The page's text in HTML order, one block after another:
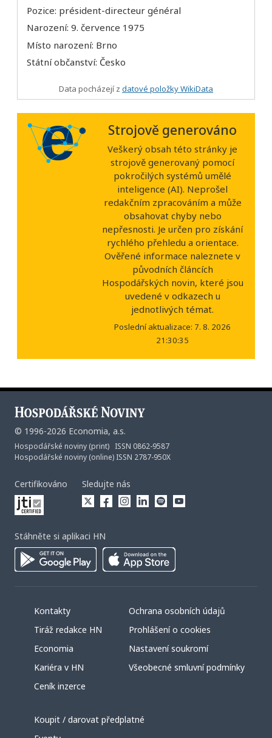
Pozice: président-directeur général
Narození: 9. července 1975
Místo narození: Brno
Státní občanství: Česko
Data pocházejí z datové položky WikiData
Strojově generováno
Veškerý obsah této stránky je
strojově generovaný pomocí
pokročilých systémů umělé
inteligence (AI). Neprošel
redakčním zpracováním a může
obsahovat chyby nebo
nepřesnosti. Je určen pro získání
rychlého přehledu a orientace.
Ověřené informace naleznete v
původních článcích
Hospodářských novin, které jsou
uvedené v odkazech u
jednotlivých témat.
Poslední aktualizace: 7. 8. 2026
21:30:35
© 1996-2026 Economia, a.s.
Hospodářské noviny (print) ISSN 0862-9587
Hospodářské noviny (online) ISSN 2787-950X
Certifikováno Sledujte nás
Stáhněte si aplikaci HN
Kontakty
Tiráž redakce HN
Economia
Kariéra v HN
Ceník inzerce
Ochrana osobních údajů
Prohlášení o cookies
Nastavení soukromí
Všeobecné smluvní podmínky
Koupit / darovat předplatné